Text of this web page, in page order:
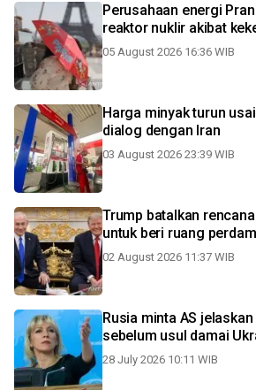
Perusahaan energi
reaktor nuklir akibat
05 August 2026 16:36 WIB
Harga minyak turun
dialog dengan Iran
03 August 2026 23:39 WIB
Trump batalkan
untuk beri ruang
02 August 2026 11:37 WIB
Rusia minta AS
sebelum usul damai
28 July 2026 10:11 WIB